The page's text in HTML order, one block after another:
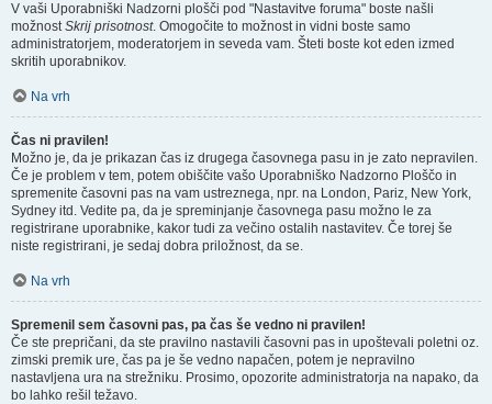
V vaši Uporabniški Nadzorni plošči pod "Nastavitve foruma" boste našli
možnostSkrij prisotnost. Omogočite to možnost in vidni boste samo
administratorjem, moderatorjem in seveda vam. Šteti boste kot eden izmed
skritih uporabnikov.
Na vrh
Čas ni pravilen!
Možno je, da je prikazan čas iz drugega časovnega pasu in je zato nepravilen.
Če je problem v tem, potem obiščite vašo Uporabniško Nadzorno Ploščo in
spremenite časovni pas na vam ustreznega, npr. na London, Pariz, New York,
Sydney itd. Vedite pa, da je spreminjanje časovnega pasu možno le za
registrirane uporabnike, kakor tudi za večino ostalih nastavitev. Če torej še
niste registrirani, je sedaj dobra priložnost, da se.
Na vrh
Spremenil sem časovni pas, pa čas še vedno ni pravilen!
Če ste prepričani, da ste pravilno nastavili časovni pas in upoštevali poletni oz.
zimski premik ure, čas pa je še vedno napačen, potem je nepravilno
nastavljena ura na strežniku. Prosimo, opozorite administratorja na napako, da
bo lahko rešil težavo.